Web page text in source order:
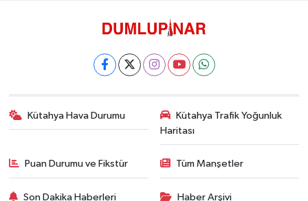
Kütahya Hava Durumu
Kütahya Trafik Yoğunluk
Haritası
Puan Durumu ve Fikstür Tüm Manşetler
Son Dakika Haberleri Haber Arşivi